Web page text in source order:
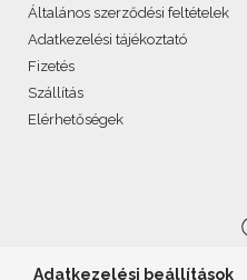
Általános szerződési feltételek
Adatkezelési tájékoztató
Fizetés
Szállítás
Elérhetőségek
Adatkezelési beállítások